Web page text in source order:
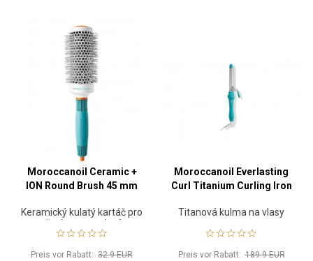
Moroccanoil Ceramic +
ION Round Brush 45 mm
Keramický kulatý kartáč pro
všechny typy vlasů
Preis vor Rabatt: 32.9 EUR
Moroccanoil Everlasting
Curl Titanium Curling Iron
Titanová kulma na vlasy
Preis vor Rabatt:189.9 EUR